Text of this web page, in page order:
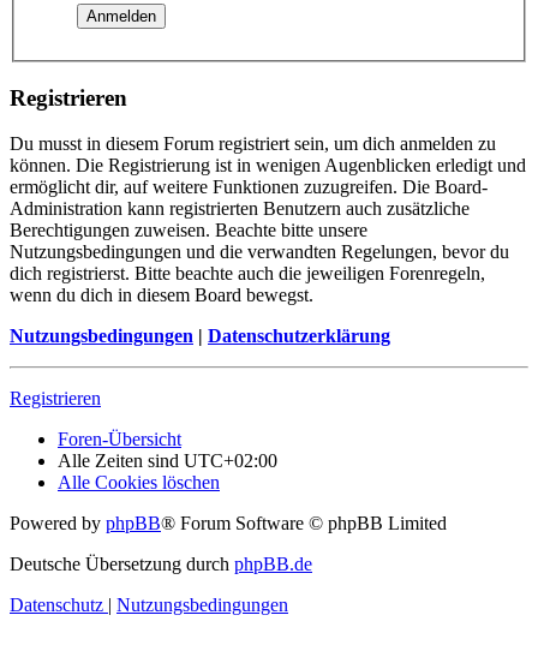
Registrieren
Du musst in diesem Forum registriert sein, um dich anmelden zu
können. Die Registrierung ist in wenigen Augenblicken erledigt und
ermöglicht dir, auf weitere Funktionen zuzugreifen. Die Board-
Administration kann registrierten Benutzern auch zusätzliche
Berechtigungen zuweisen. Beachte bitte unsere
Nutzungsbedingungen und die verwandten Regelungen, bevor du
dich registrierst. Bitte beachte auch die jeweiligen Forenregeln,
wenn du dich in diesem Board bewegst.
Nutzungsbedingungen | Datenschutzerklärung
Registrieren
Foren-Übersicht
Alle Zeiten sind UTC+02:00
Alle Cookies löschen
Powered by phpBB® Forum Software © phpBB Limited
Deutsche Übersetzung durch phpBB.de
Datenschutz | Nutzungsbedingungen